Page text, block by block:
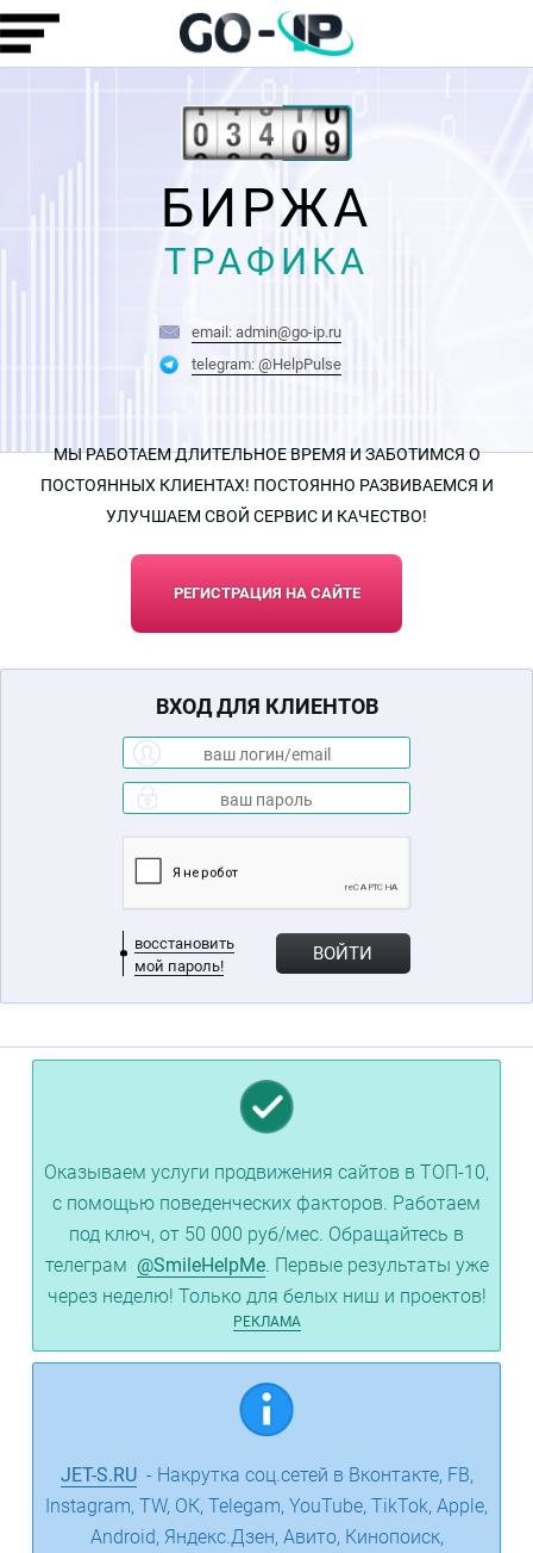
БИРЖА
ТРАФИКА
email: admin@go-ip.ru
telegram: @HelpPulse
МЫ РАБОТАЕМ ДЛИТЕЛЬНОЕ ВРЕМЯ И ЗАБОТИМСЯ О
ПОСТОЯННЫХ КЛИЕНТАХ! ПОСТОЯННО РАЗВИВАЕМСЯ И
УЛУЧШАЕМ СВОЙ СЕРВИС И КАЧЕСТВО!
РЕГИСТРАЦИЯ НА САЙТЕ
ВХОД ДЛЯ КЛИЕНТОВ
восстановить
мой пароль!
ВОЙТИ
Оказываем услуги продвижения сайтов в ТОП-10,
с помощью поведенческих факторов. Работаем
под ключ, от 50 000 руб/мес. Обращайтесь в
телеграм @SmileHelpMe. Первые результаты уже
через неделю! Только для белых ниш и проектов!
РЕКЛАМА
JET-S.RU- Накрутка соц.сетей в Вконтакте, FB,
Instagram, TW, ОК, Telegam, YouTube, TikTok, Apple,
Android, Яндекс.Дзен, Авито, Кинопоиск,